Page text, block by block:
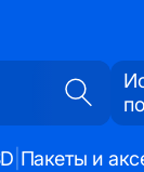
Пакеты и